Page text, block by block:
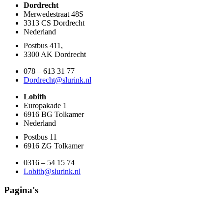
Dordrecht
Merwedestraat 48S
3313 CS Dordrecht
Nederland
Postbus 411,
3300 AK Dordrecht
078 – 613 31 77
Dordrecht@slurink.nl
Lobith
Europakade 1
6916 BG Tolkamer
Nederland
Postbus 11
6916 ZG Tolkamer
0316 – 54 15 74
Lobith@slurink.nl
Pagina's